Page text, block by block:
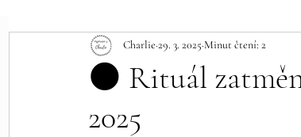
🌑 Rituál
2025
Charlie 29. 3. 2025 Minut čtení: 2